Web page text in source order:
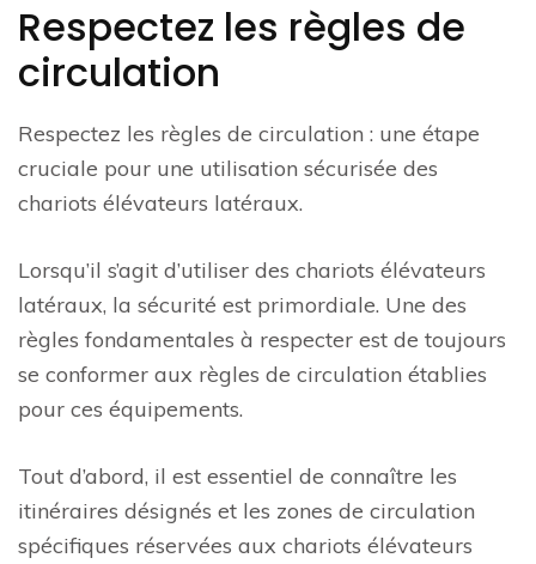
Respectez les règles de
circulation
Respectez les règles de circulation : une étape
cruciale pour une utilisation sécurisée des
chariots élévateurs latéraux.
Lorsqu’il s’agit d’utiliser des chariots élévateurs
latéraux, la sécurité est primordiale. Une des
règles fondamentales à respecter est de toujours
se conformer aux règles de circulation établies
pour ces équipements.
Tout d’abord, il est essentiel de connaître les
itinéraires désignés et les zones de circulation
spécifiques réservées aux chariots élévateurs